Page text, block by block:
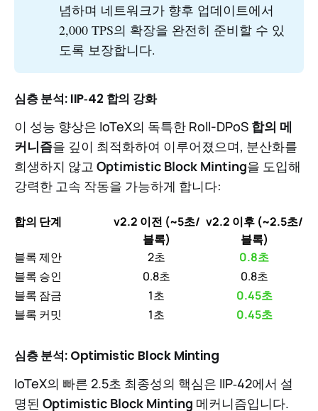
념하며 네트워크가 향후 업데이트에서
2,000 TPS의 확장을 완전히 준비할 수 있
도록 보장합니다.
심층 분석: IIP‑42 합의 강화
이 성능 향상은 IoTeX의 독특한 Roll-DPoS 합의 메
커니즘을 깊이 최적화하여 이루어졌으며, 분산화를
희생하지 않고 Optimistic Block Minting을 도입해
강력한 고속 작동을 가능하게 합니다:
합의 단계
v2.2 이전 (~5초/
블록)
v2.2 이후 (~2.5초/
블록)
블록 제안
2초
0.8초
블록 승인
0.8초
0.8초
블록 잠금
1초
0.45초
블록 커밋
1초 0.45초
심층 분석: Optimistic Block Minting
IoTeX의 빠른 2.5초 최종성의 핵심은 IIP‑42에서 설
명된 Optimistic Block Minting 메커니즘입니다.